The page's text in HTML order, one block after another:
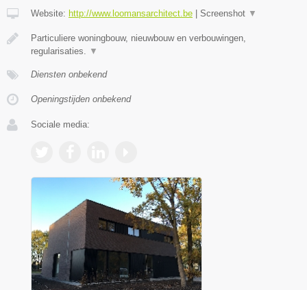
Website: http://www.loomansarchitect.be Screenshot ▼
Particuliere woningbouw, nieuwbouw en verbouwingen,
regularisaties. ▼
Diensten onbekend
Openingstijden onbekend
Sociale media: